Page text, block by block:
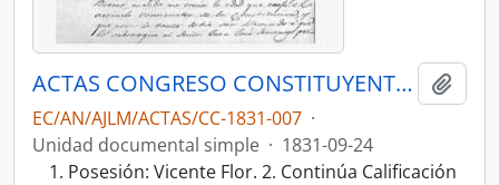
ACTAS CONGRESO CONSTITUYENTE 1831
EC/AN/AJLM/ACTAS/CC-1831-007 ·
Unidad documental simple · 1831-09-24
Posesión: Vicente Flor. 2. Continúa Calificación